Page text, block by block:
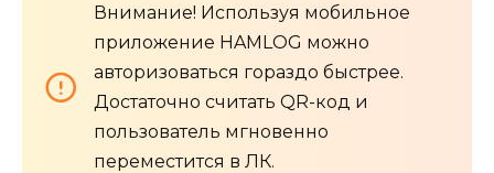
Внимание! Используя мобильное
приложение HAMLOG можно
авторизоваться гораздо быстрее.
Достаточно считать QR-код и
пользователь мгновенно
переместится в ЛК.